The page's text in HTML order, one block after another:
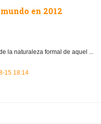
en 2012
la naturaleza formal de aquel ...
15 18:14